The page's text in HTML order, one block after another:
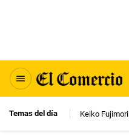
Temas del día Keiko Fujimori